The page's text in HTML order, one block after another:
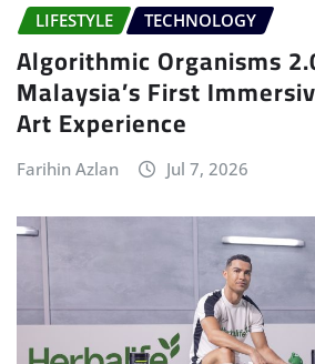
LIFESTYLE TECHNOLOGY
Algorithmic Organisms
Malaysia’s First
Art Experience
Farihin Azlan Jul 7, 2026